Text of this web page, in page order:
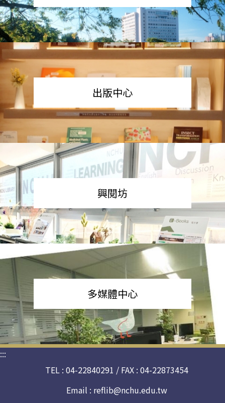
出版中心
興閱坊
多媒體中心
:::
TEL : 04-22840291 / FAX : 04-22873454
Email : reflib@nchu.edu.tw